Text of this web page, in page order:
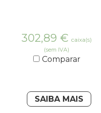
302,89 € caixa(s)
(sem IVA)
Comparar
SAIBA MAIS